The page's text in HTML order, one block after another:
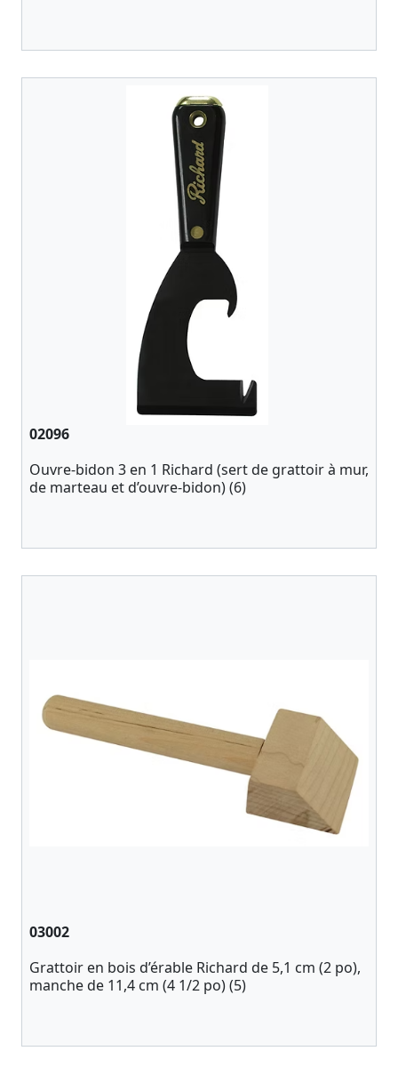
02096
Ouvre-bidon 3 en 1 Richard (sert de grattoir à mur,
de marteau et d’ouvre-bidon) (6)
03002
Grattoir en bois d’érable Richard de 5,1 cm (2 po),
manche de 11,4 cm (4 1/2 po) (5)